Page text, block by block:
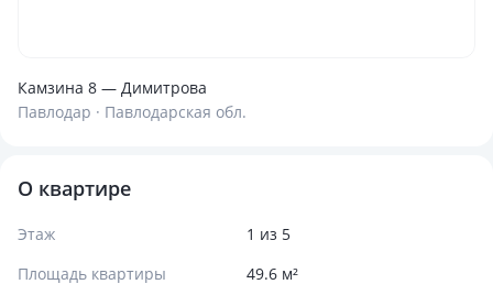
Камзина 8 — Димитрова
Павлодар · Павлодарская обл.
О квартире
Этаж
1 из 5
Площадь квартиры
49.6 м²